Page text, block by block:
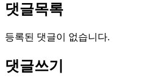
댓글목록
등록된 댓글이 없습니다.
댓글쓰기